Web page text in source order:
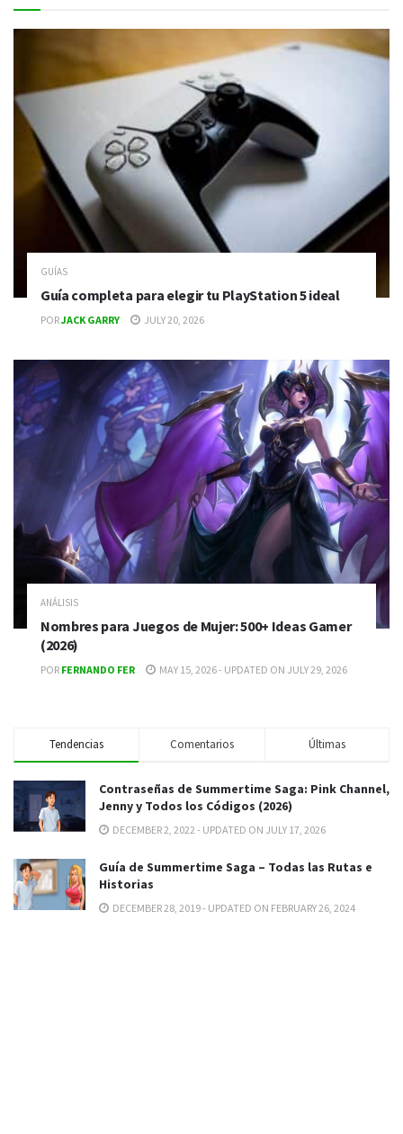
GUÍAS
Guía completa para elegir tu PlayStation 5 ideal
PORJACK GARRY JULY 20, 2026
ANÁLISIS
Nombres para Juegos de Mujer: 500+ Ideas Gamer
(2026)
POR FERNANDO FER MAY 15, 2026 - UPDATED ON JULY 29, 2026
Tendencias Comentarios Últimas
Contraseñas de Summertime Saga: Pink Channel,
Jenny y Todos los Códigos (2026)
DECEMBER 2, 2022 - UPDATED ON JULY 17, 2026
Guía de Summertime Saga – Todas las Rutas e
Historias
DECEMBER 28, 2019 - UPDATED ON FEBRUARY 26, 2024